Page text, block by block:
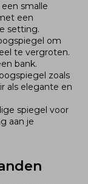
smalle
een
setting.
om
te vergroten.
bank.
zoals
als elegante en
spiegel voor
aan je